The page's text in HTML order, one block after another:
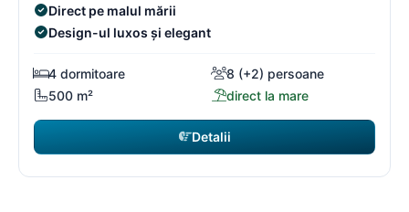
Direct pe malul mării
Design-ul luxos și elegant
4 dormitoare
8 (+2) persoane
500 m²
direct la mare
Detalii